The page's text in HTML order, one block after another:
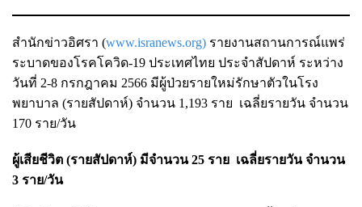
สำนักข่าวอิศรา (www.isranews.org) รายงานสถานการณ์แพร่
ระบาดของโรคโควิด-19 ประเทศไทย ประจำสัปดาห์ ระหว่าง
วันที่ 2-8 กรกฎาคม 2566 มีผู้ป่วยรายใหม่รักษาตัวในโรง
พยาบาล (รายสัปดาห์) จำนวน 1,193 ราย เฉลี่ยรายวัน จำนวน
170 ราย/วัน
ผู้เสียชีวิต (รายสัปดาห์) มีจำนวน 25 ราย เฉลี่ยรายวัน จำนวน
3 ราย/วัน